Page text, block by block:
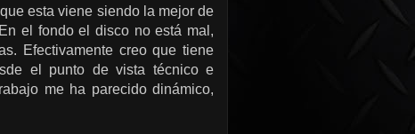
esta viene siendo la mejor de
el fondo el disco no está mal,
Efectivamente creo que tiene
el punto de vista técnico e
me ha parecido dinámico,